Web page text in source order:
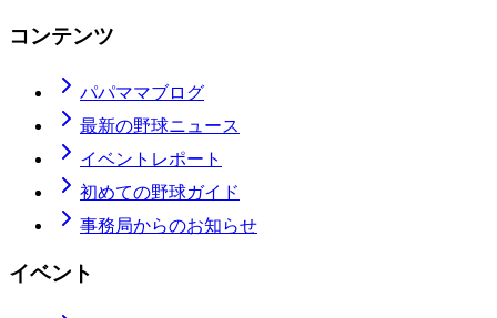
コンテンツ
パパママブログ
最新の野球ニュース
イベントレポート
初めての野球ガイド
事務局からのお知らせ
イベント